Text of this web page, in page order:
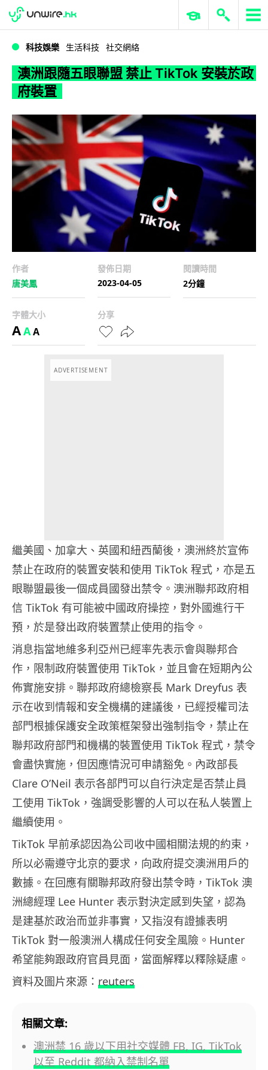
WWDC 2026 ERP 與商業 AI
科技娛樂 生活科技 社交網絡
澳洲跟隨五眼聯盟 禁止 TikTok 安裝於政
府裝置
作者
唐美鳳
發佈日期
2023-04-05
閱讀時間
2分鐘
字體大小
AAA
分享
ADVERTISEMENT
繼美國、加拿大、英國和紐西蘭後，澳洲終於宣佈
禁止在政府的裝置安裝和使用 TikTok 程式，亦是五
眼聯盟最後一個成員國發出禁令。澳洲聯邦政府相
信 TikTok 有可能被中國政府操控，對外國進行干
預，於是發出政府裝置禁止使用的指令。
消息指當地維多利亞州已經率先表示會與聯邦合
作，限制政府裝置使用 TikTok，並且會在短期內公
佈實施安排。聯邦政府總檢察長 Mark Dreyfus 表
示在收到情報和安全機構的建議後，已經授權司法
部門根據保護安全政策框架發出強制指令，禁止在
聯邦政府部門和機構的裝置使用 TikTok 程式，禁令
會盡快實施，但因應情況可申請豁免。內政部長
Clare O’Neil 表示各部門可以自行決定是否禁止員
工使用 TikTok，強調受影響的人可以在私人裝置上
繼續使用。
TikTok 早前承認因為公司收中國相關法規的約束，
所以必需遵守北京的要求，向政府提交澳洲用戶的
數據。在回應有關聯邦政府發出禁令時，TikTok 澳
洲總經理 Lee Hunter 表示對決定感到失望，認為
是建基於政治而並非事實，又指沒有證據表明
TikTok 對一般澳洲人構成任何安全風險。Hunter
希望能夠跟政府官員見面，當面解釋以釋除疑慮。
資料及圖片來源： reuters
相關文章:
澳洲禁 16 歲以下用社交媒體 FB, IG, TikTok
以至 Reddit 都納入禁制名單